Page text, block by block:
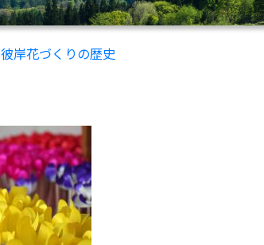
彼岸花づくりの歴史